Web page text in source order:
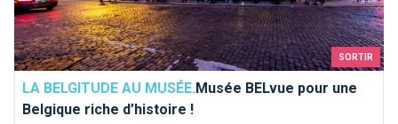
SORTIR
LA BELGITUDE AU MUSÉE.Musée BELvue pour une
Belgique riche d’histoire !